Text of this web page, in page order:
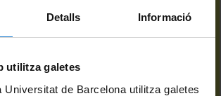
Detalls Informació
utilitza galetes
Universitat de Barcelona utilitza galetes